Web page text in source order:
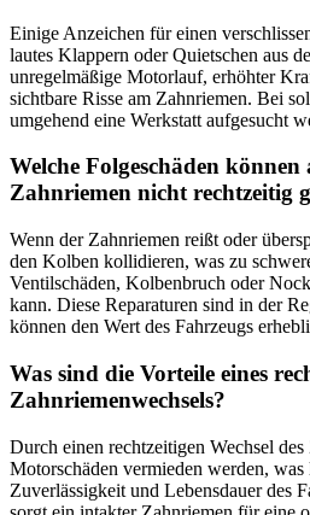
Einige Anzeichen für einen
lautes Klappern oder Quietschen aus
unregelmäßige Motorlauf, erhöhter
sichtbare Risse am Zahnriemen. Bei
umgehend eine Werkstatt aufgesucht
Welche Folgeschäden
Zahnriemen nicht rechtzeitig
Wenn der Zahnriemen reißt oder
den Kolben kollidieren, was zu
Ventilschäden, Kolbenbruch oder
kann. Diese Reparaturen sind in der
können den Wert des Fahrzeugs
Was sind die Vorteile eines
Zahnriemenwechsels?
Durch einen rechtzeitigen Wechsel
Motorschäden vermieden werden,
Zuverlässigkeit und Lebensdauer des